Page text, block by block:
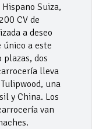
Suiza,
CV de
a deseo
único a este
plazas, dos
lleva
una
y China. Los
van